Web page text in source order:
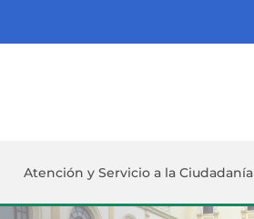
Atención y Servicio a la Ciudadanía